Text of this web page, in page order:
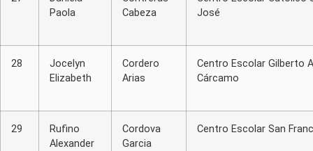
Paola
Cabeza
José
28
Jocelyn
Elizabeth
Cordero
Arias
Centro Escolar Gilberto
Cárcamo
29
Rufino
Alexander
Cordova
Garcia
Centro Escolar San